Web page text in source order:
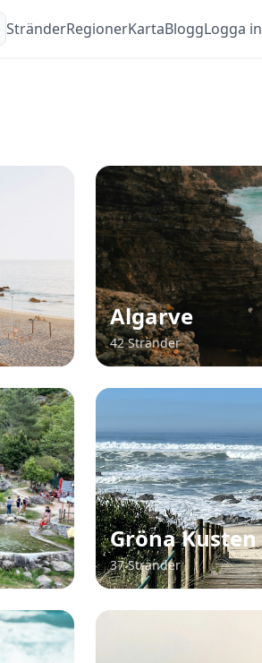
StränderRegionerKartaBloggLogga in
Algarve
42 Stränder
Gröna Kusten
37 Stränder